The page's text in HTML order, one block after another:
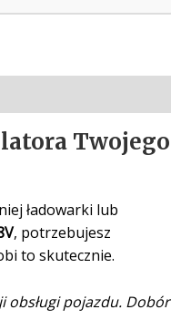
Twojego
ładowarki lub
, potrzebujesz
to skutecznie.
obsługi pojazdu. Dobór